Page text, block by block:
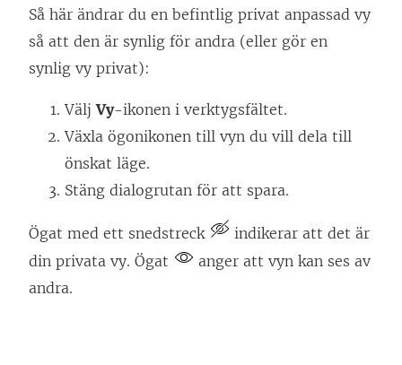
Så här ändrar du en befintlig privat anpassad vy
så att den är synlig för andra (eller gör en
synlig vy privat):
VäljVy-ikonen i verktygsfältet.
Växla ögonikonen till vyn du vill dela till
önskat läge.
Stäng dialogrutan för att spara.
Ögat med ett snedstreck
indikerar att det är
din privata vy. Ögat
anger att vyn kan ses av
andra.